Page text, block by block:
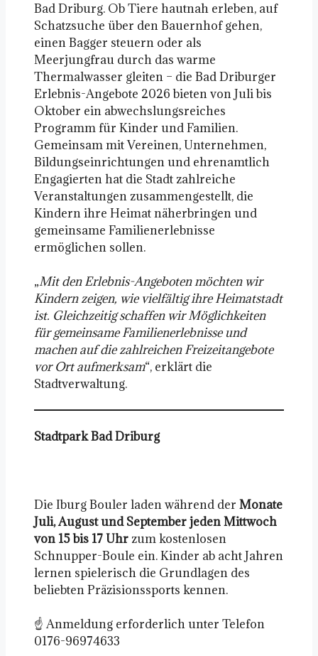
Bad Driburg. Ob Tiere hautnah erleben, auf
Schatzsuche über den Bauernhof gehen,
einen Bagger steuern oder als
Meerjungfrau durch das warme
Thermalwasser gleiten – die Bad Driburger
Erlebnis-Angebote 2026 bieten von Juli bis
Oktober ein abwechslungsreiches
Programm für Kinder und Familien.
Gemeinsam mit Vereinen, Unternehmen,
Bildungseinrichtungen und ehrenamtlich
Engagierten hat die Stadt zahlreiche
Veranstaltungen zusammengestellt, die
Kindern ihre Heimat näherbringen und
gemeinsame Familienerlebnisse
ermöglichen sollen.
„Mit den Erlebnis-Angeboten möchten wir
Kindern zeigen, wie vielfältig ihre Heimatstadt
ist. Gleichzeitig schaffen wir Möglichkeiten
für gemeinsame Familienerlebnisse und
machen auf die zahlreichen Freizeitangebote
vor Ort aufmerksam“, erklärt die
Stadtverwaltung.
Stadtpark Bad Driburg
Die Iburg Bouler laden während der Monate
Juli, August und September jeden Mittwoch
von 15 bis 17 Uhr zum kostenlosen
Schnupper-Boule ein. Kinder ab acht Jahren
lernen spielerisch die Grundlagen des
beliebten Präzisionssports kennen.
☝️ Anmeldung erforderlich unter Telefon
0176-96974633